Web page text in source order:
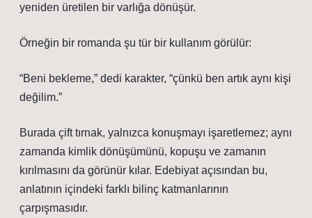
yeniden üretilen bir varlığa dönüşür.
Örneğin bir romanda şu tür bir kullanım görülür:
“Beni bekleme,” dedi karakter, “çünkü ben artık aynı kişi
değilim.”
Burada çift tırnak, yalnızca konuşmayı işaretlemez; aynı
zamanda kimlik dönüşümünü, kopuşu ve zamanın
kırılmasını da görünür kılar. Edebiyat açısından bu,
anlatının içindeki farklı bilinç katmanlarının
çarpışmasıdır.